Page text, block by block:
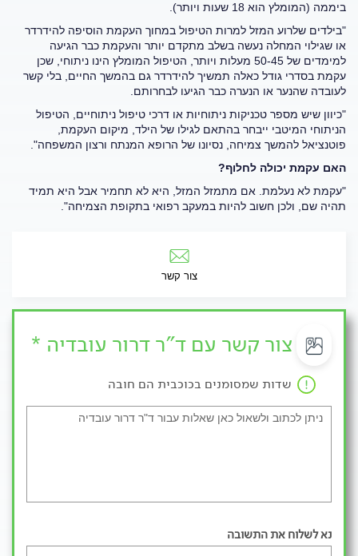
ביממה (המומלץ הוא 18 שעות ויותר).
"בילדים שלרוע המזל למרות הטיפול במחוך העקמת הוסיפה להידרדר
או שגילוי המחלה נעשה בשלב מתקדם יותר והעקמת כבר הגיעה
למימדים של 50-45 מעלות ויותר, הטיפול המומלץ הינו ניתוחי, שכן
עקמת בסדרי גודל כאלה תמשיך להידרדר גם בהמשך החיים, בלי קשר
לעובדה שהנער או הנערה כבר הגיעו לבחרותם.
"כיוון שיש מספר טכניקות ניתוחיות או דרכי טיפול ניתוחיים, הטיפול
הניתוחי המיטבי ייבחר בהתאם לגילו של הילד, מיקום העקמת,
פוטנציאל להמשך צמיחה, נסיונו של הרופא המנתח ורצון המשפחה".
האם עקמת יכולה לחלוף?
"עקמת לא נעלמת. אם מתמזל המזל, היא לא תחמיר אבל היא תמיד
תהיה שם, ולכן חשוב להיות במעקב רפואי בתקופת הצמיחה".
צור קשר
צור קשר עם ד"ר דרור עובדיה *
שדות שמסומנים בכוכבית הם חובה
נא לשלוח את התשובה